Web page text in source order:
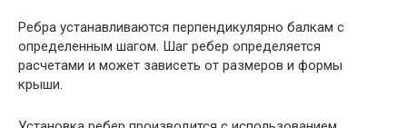
Ребра устанавливаются перпендикулярно балкам с
определенным шагом. Шаг ребер определяется
расчетами и может зависеть от размеров и формы
крыши.